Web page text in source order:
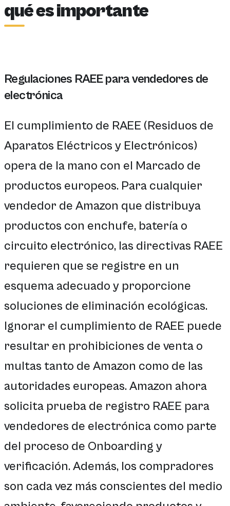
qué es importante
Regulaciones RAEE para vendedores de
electrónica
El cumplimiento de RAEE (Residuos de
Aparatos Eléctricos y Electrónicos)
opera de la mano con el Marcado de
productos europeos. Para cualquier
vendedor de Amazon que distribuya
productos con enchufe, batería o
circuito electrónico, las directivas RAEE
requieren que se registre en un
esquema adecuado y proporcione
soluciones de eliminación ecológicas.
Ignorar el cumplimiento de RAEE puede
resultar en prohibiciones de venta o
multas tanto de Amazon como de las
autoridades europeas. Amazon ahora
solicita prueba de registro RAEE para
vendedores de electrónica como parte
del proceso de Onboarding y
verificación. Además, los compradores
son cada vez más conscientes del medio